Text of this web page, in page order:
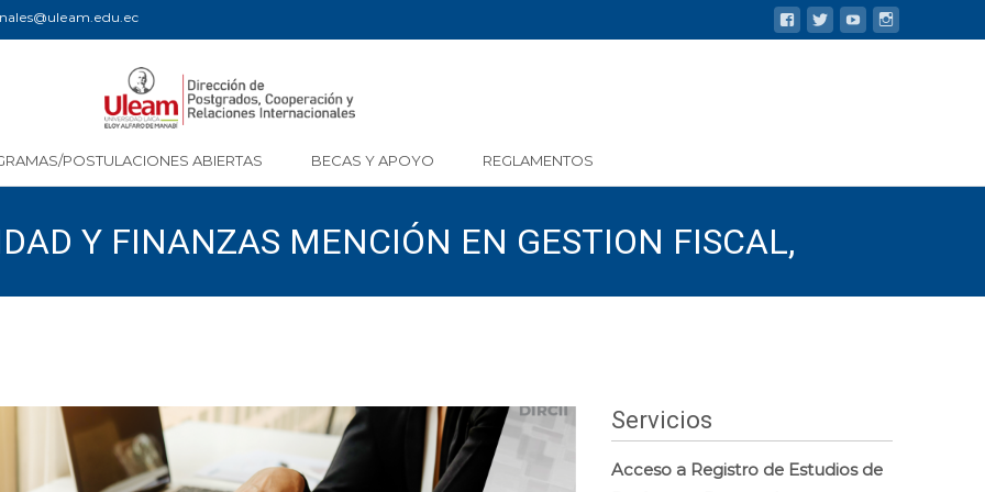
POSTULACIONES ABIERTAS BECAS Y APOYO REGLAMENTOS
Y FINANZAS MENCIÓN EN GESTION FISCAL,
Servicios
Acceso a Registro de Estudios de